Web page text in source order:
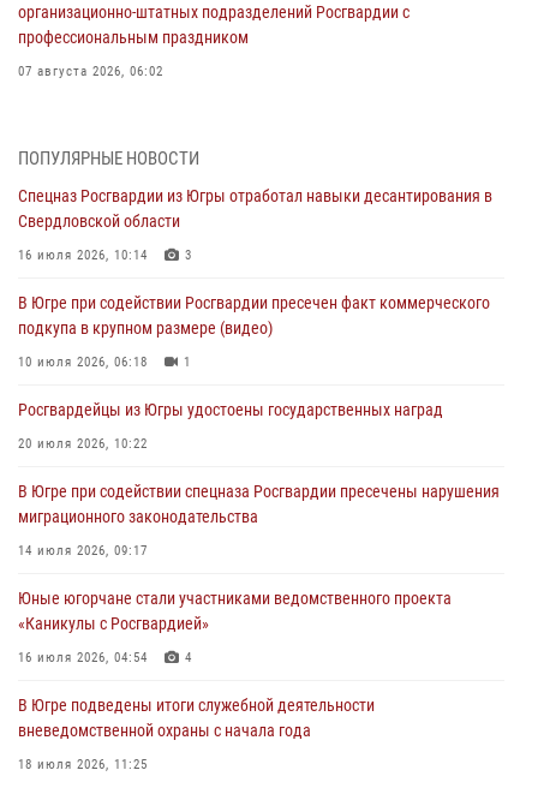
организационно-штатных подразделений Росгвардии с
профессиональным праздником
07 августа 2026, 06:02
Военнослужащие Росгвардии сбили дрон-разведчик ВСУ на южном
направлении
Офицеры Росгвардии и ветераны войск правопорядка почтили
память генерала армии Ивана Кирилловича Яковлева
В Югре при силовой поддержке ОМОН Росгвардии задержаны
06 августа 2026, 09:07 2 1
Урайский отдел вневедомственной охраны Росгвардии отмечает
05 августа 2026, 12:01 3
ПОПУЛЯРНЫЕ НОВОСТИ
Спецназ Росгвардии из Югры отработал навыки десантирования в
Свердловской области
16 июля 2026, 10:14 3
В Югре при содействии Росгвардии пресечен факт коммерческого
подкупа в крупном размере (видео)
10 июля 2026, 06:18 1
Росгвардейцы из Югры удостоены государственных наград
20 июля 2026, 10:22
В Югре при содействии спецназа Росгвардии пресечены нарушения
миграционного законодательства
14 июля 2026, 09:17
Юные югорчане стали участниками ведомственного проекта
«Каникулы с Росгвардией»
16 июля 2026, 04:54 4
В Югре подведены итоги служебной деятельности
вневедомственной охраны с начала года
18 июля 2026, 11:25